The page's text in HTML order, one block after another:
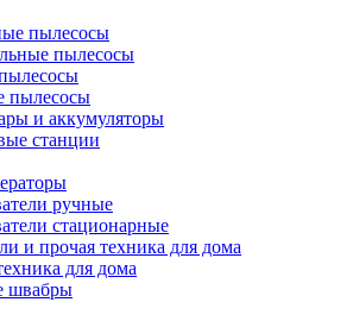
пылесосы
пылесосы
и аккумуляторы
станции
ручные
стационарные
и прочая техника для дома
для дома
швабры